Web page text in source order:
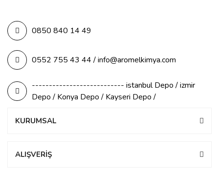
0850 840 14 49
0552 755 43 44 / info@aromelkimya.com
--------------------------- istanbul Depo / izmir
Depo / Konya Depo / Kayseri Depo /
KURUMSAL
ALIŞVERİŞ